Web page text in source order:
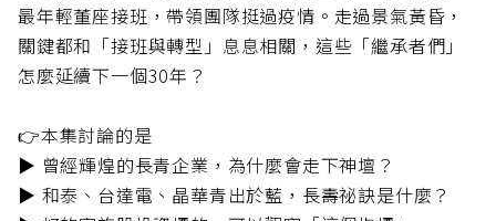
最年輕董座接班，帶領團隊挺過疫情。走過景氣黃昏，
關鍵都和「接班與轉型」息息相關，這些「繼承者們」
怎麼延續下一個30年？
👉本集討論的是
▶️ 曾經輝煌的長青企業，為什麼會走下神壇？
️▶️ 和泰、台達電、晶華青出於藍，長壽祕訣是什麼？